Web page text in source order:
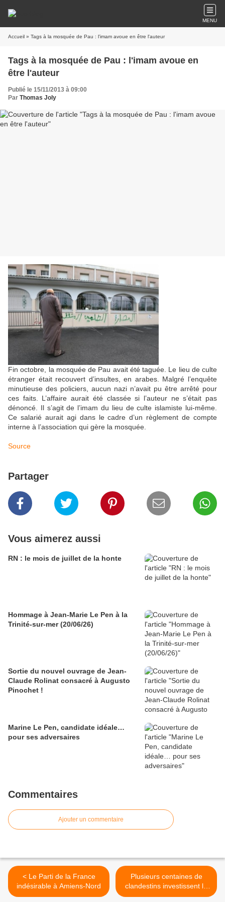
MENU
Accueil » Tags à la mosquée de Pau : l'imam avoue en être l'auteur
Tags à la mosquée de Pau : l'imam avoue en
être l'auteur
Publié le 15/11/2013 à 09:00
Par Thomas Joly
Fin octobre, la mosquée de Pau avait été taguée. Le lieu de culte
étranger était recouvert d’insultes, en arabes. Malgré l’enquête
minutieuse des policiers, aucun nazi n’avait pu être arrêté pour
ces faits. L’affaire aurait été classée si l’auteur ne s’était pas
dénoncé. Il s’agit de l’imam du lieu de culte islamiste lui-même.
Ce salarié aurait agi dans le cadre d’un règlement de compte
interne à l’association qui gère la mosquée.
Source
Partager
Vous aimerez aussi
RN : le mois de juillet de la honte
Hommage à Jean-Marie Le Pen à la
Trinité-sur-mer (20/06/26)
Sortie du nouvel ouvrage de Jean-
Claude Rolinat consacré à Augusto
Pinochet !
Marine Le Pen, candidate idéale…
pour ses adversaires
Commentaires
Ajouter un commentaire
< Le Parti de la France
indésirable à Amiens-Nord
Plusieurs centaines de
clandestins investissent le
centre-ville dijonnais >